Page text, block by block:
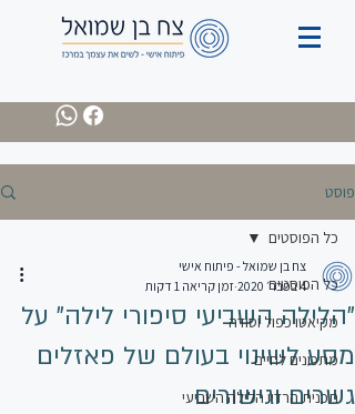
פוסט
כל הפוסטים
מקיאטו כפול וסודה
מתכונים לחיים
תכנית הרדיו הלילה השביעי
כל הפוסטים
"הלילה השביעי סיפורי לילה" על
מסע לשינוי בעולם של פאזלים
גשרים וגישורים
צח בן שמואל - פיתוח אישי
4 בפבר׳ 2020
זמן קריאה 1 דקות